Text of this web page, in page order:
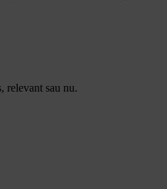
relevant sau nu.